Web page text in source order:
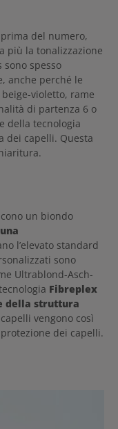
prima del numero,
più la tonalizzazione
sono spesso
anche perché le
violetto, rame
di partenza 6 o
della tecnologia
dei capelli. Questa
un biondo
l’elevato standard
sono
Ultrablond-Asch-
Fibreplex
della struttura
vengono così
dei capelli.